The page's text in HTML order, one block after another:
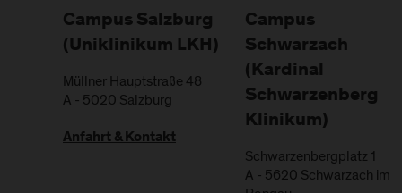
Campus Salzburg
(Uniklinikum LKH)
Müllner Hauptstraße 48
A - 5020 Salzburg
Anfahrt & Kontakt
Campus
Schwarzach
(Kardinal
Schwarzenberg
Klinikum)
Schwarzenbergplatz 1
A - 5620 Schwarzach im